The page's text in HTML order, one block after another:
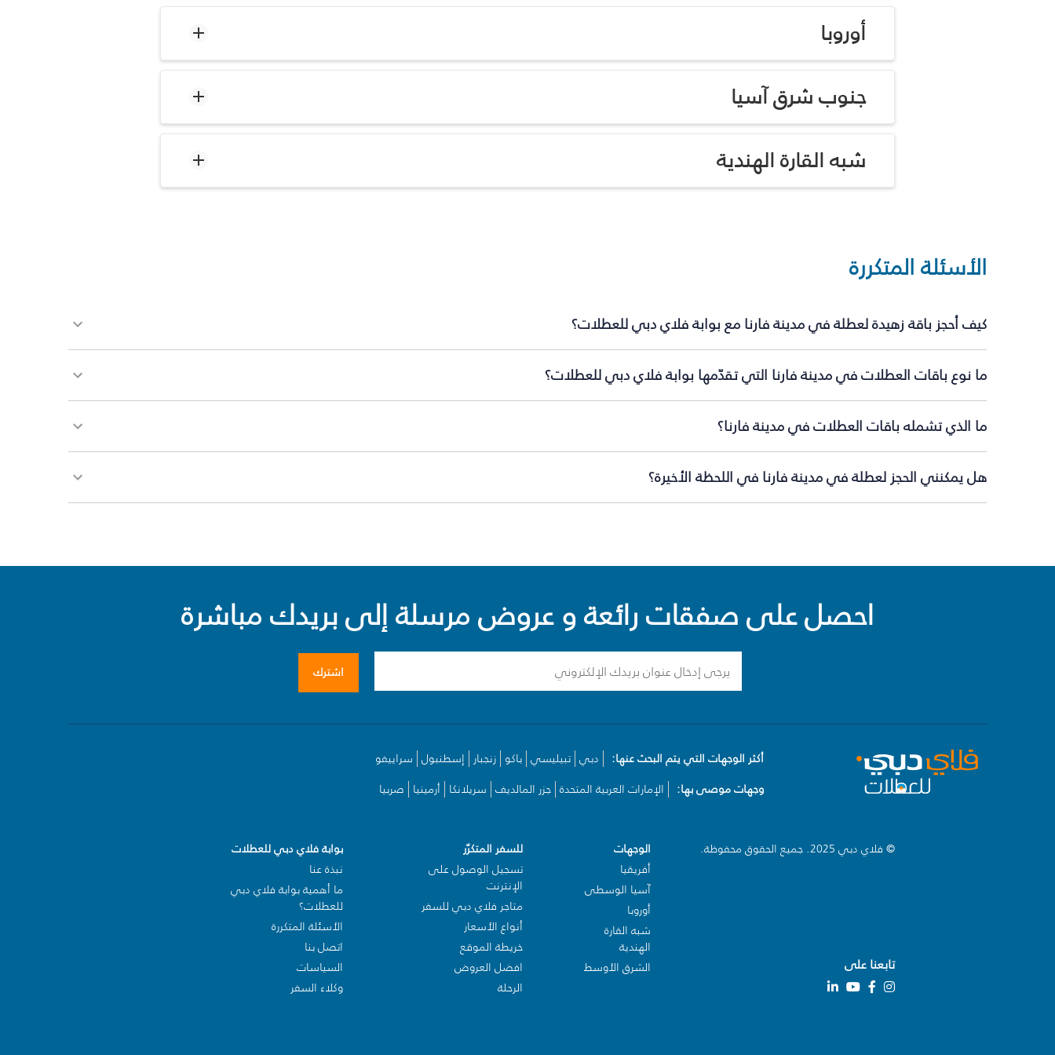
أوروبا
جنوب شرق آسيا
شبه القارة الهندية
الأسئلة المتكررة
كيف أحجز باقة زهيدة لعطلة في مدينة فارنا مع بوابة فلاي دبي للعطلات؟
ما نوع باقات العطلات في مدينة فارنا التي تقدّمها بوابة فلاي دبي للعطلات؟
ما الذي تشمله باقات العطلات في مدينة فارنا؟
هل يمكنني الحجز لعطلة في مدينة فارنا في اللحظة الأخيرة؟
احصل على صفقات رائعة و عروض مرسلة إلى بريدك مباشرة
اشترك
أكثر الوجهات التي يتم البحث عنها: دبي تبيليسي باكو زنجبار إسطنبول سراييفو
وجهات موصى بها:
الإمارات العربية المتحدة جزر المالديف سريلانكا أرمينيا صربيا
© فلاي دبي 2025. جميع الحقوق محفوظة.
تابعنا على
الوجهات
أفريقيا
آسيا الوسطى
أوروبا
شبه القارة
الهندية
الشرق الأوسط
للسفر المتكرّر
تسجيل الوصول على
الإنترنت
متاجر فلاي دبي للسفر
أنواع الأسعار
خريطة الموقع
افضل العروض
الرحلة
بوابة فلاي دبي للعطلات
نبذة عنا
ما أهمية بوابة فلاي دبي
للعطلات؟
الأسئلة المتكررة
اتصل بنا
السياسات
وكلاء السفر